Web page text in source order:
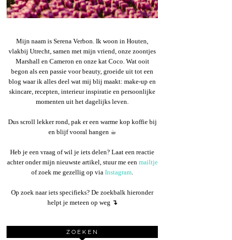
Mijn naam is Serena Verbon. Ik woon in Houten,
vlakbij Utrecht, samen met mijn vriend, onze zoontjes
Marshall en Cameron en onze kat Coco. Wat ooit
begon als een passie voor beauty, groeide uit tot een
blog waar ik alles deel wat mij blij maakt: make-up en
skincare, recepten, interieur inspiratie en persoonlijke
momenten uit het dagelijks leven.
Dus scroll lekker rond, pak er een warme kop koffie bij
en blijf vooral hangen ☕︎
Heb je een vraag of wil je iets delen? Laat een reactie
achter onder mijn nieuwste artikel, stuur me een mailtje
of zoek me gezellig op via Instagram.
Op zoek naar iets specifieks? De zoekbalk hieronder
helpt je meteen op weg ↴
ZOEKEN